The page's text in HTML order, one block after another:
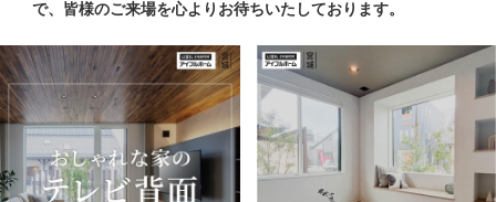
で、皆様のご来場を心よりお待ちいたしております。